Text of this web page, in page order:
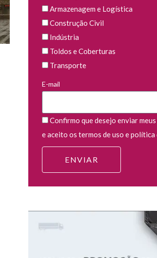
Armazenagem e Logística
Construção Civil
Indústria
Toldos e Coberturas
Transporte
E-mail
Confirmo que desejo enviar
e aceito os termos de uso e política